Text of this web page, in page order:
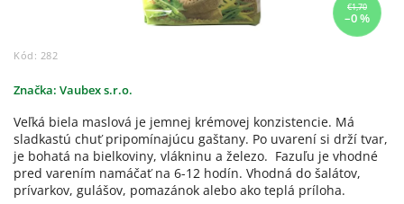
€1,70
–0 %
Kód: 282
Značka: Vaubex s.r.o.
Veľká biela maslová je jemnej krémovej konzistencie. Má
sladkastú chuť pripomínajúcu gaštany. Po uvarení si drží tvar,
je bohatá na bielkoviny, vlákninu a železo. Fazuľu je vhodné
pred varením namáčať na 6-12 hodín. Vhodná do šalátov,
prívarkov, gulášov, pomazánok alebo ako teplá príloha.